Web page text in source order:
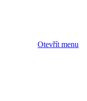
Otevřít menu